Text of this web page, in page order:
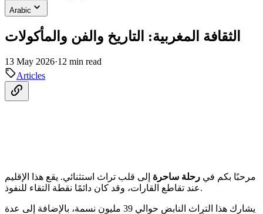
Arabic
الثقافة المغربية: التاريخ والفن والمأكولات
13 May 2026·12 min read
Articles
مرحبًا بكم في رحلة ساحرة إلى قلب تراث استثنائي. يقع هذا الإقليم
عند تقاطع القارات، وقد كان دائمًا نقطة التقاء للنفوذ.
يشارك هذا التراث النابض حوالي 39 مليون نسمة، بالإضافة إلى عدة